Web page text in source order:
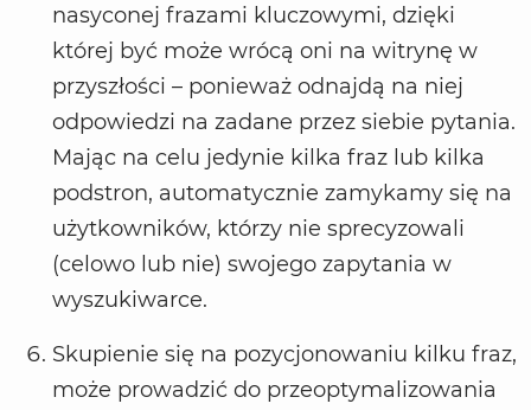
nasyconej frazami kluczowymi, dzięki
której być może wrócą oni na witrynę w
przyszłości – ponieważ odnajdą na niej
odpowiedzi na zadane przez siebie pytania.
Mając na celu jedynie kilka fraz lub kilka
podstron, automatycznie zamykamy się na
użytkowników, którzy nie sprecyzowali
(celowo lub nie) swojego zapytania w
wyszukiwarce.
Skupienie się na pozycjonowaniu kilku fraz,
może prowadzić do przeoptymalizowania